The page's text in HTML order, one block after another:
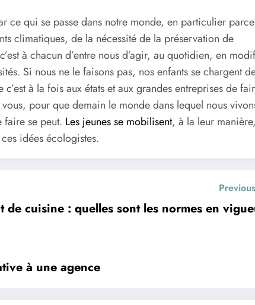
ce qui se passe dans notre monde, en particulier
climatiques, de la nécessité de la préservation de
à chacun d’entre nous d’agir, au quotidien, en
Si nous ne le faisons pas, nos enfants se chargent
à la fois aux états et aux grandes entreprises de
pour que demain le monde dans lequel nous
se peut. Les jeunes se mobilisent, à la leur
idées écologistes.
de cuisine : quelles sont les normes en
à une agence